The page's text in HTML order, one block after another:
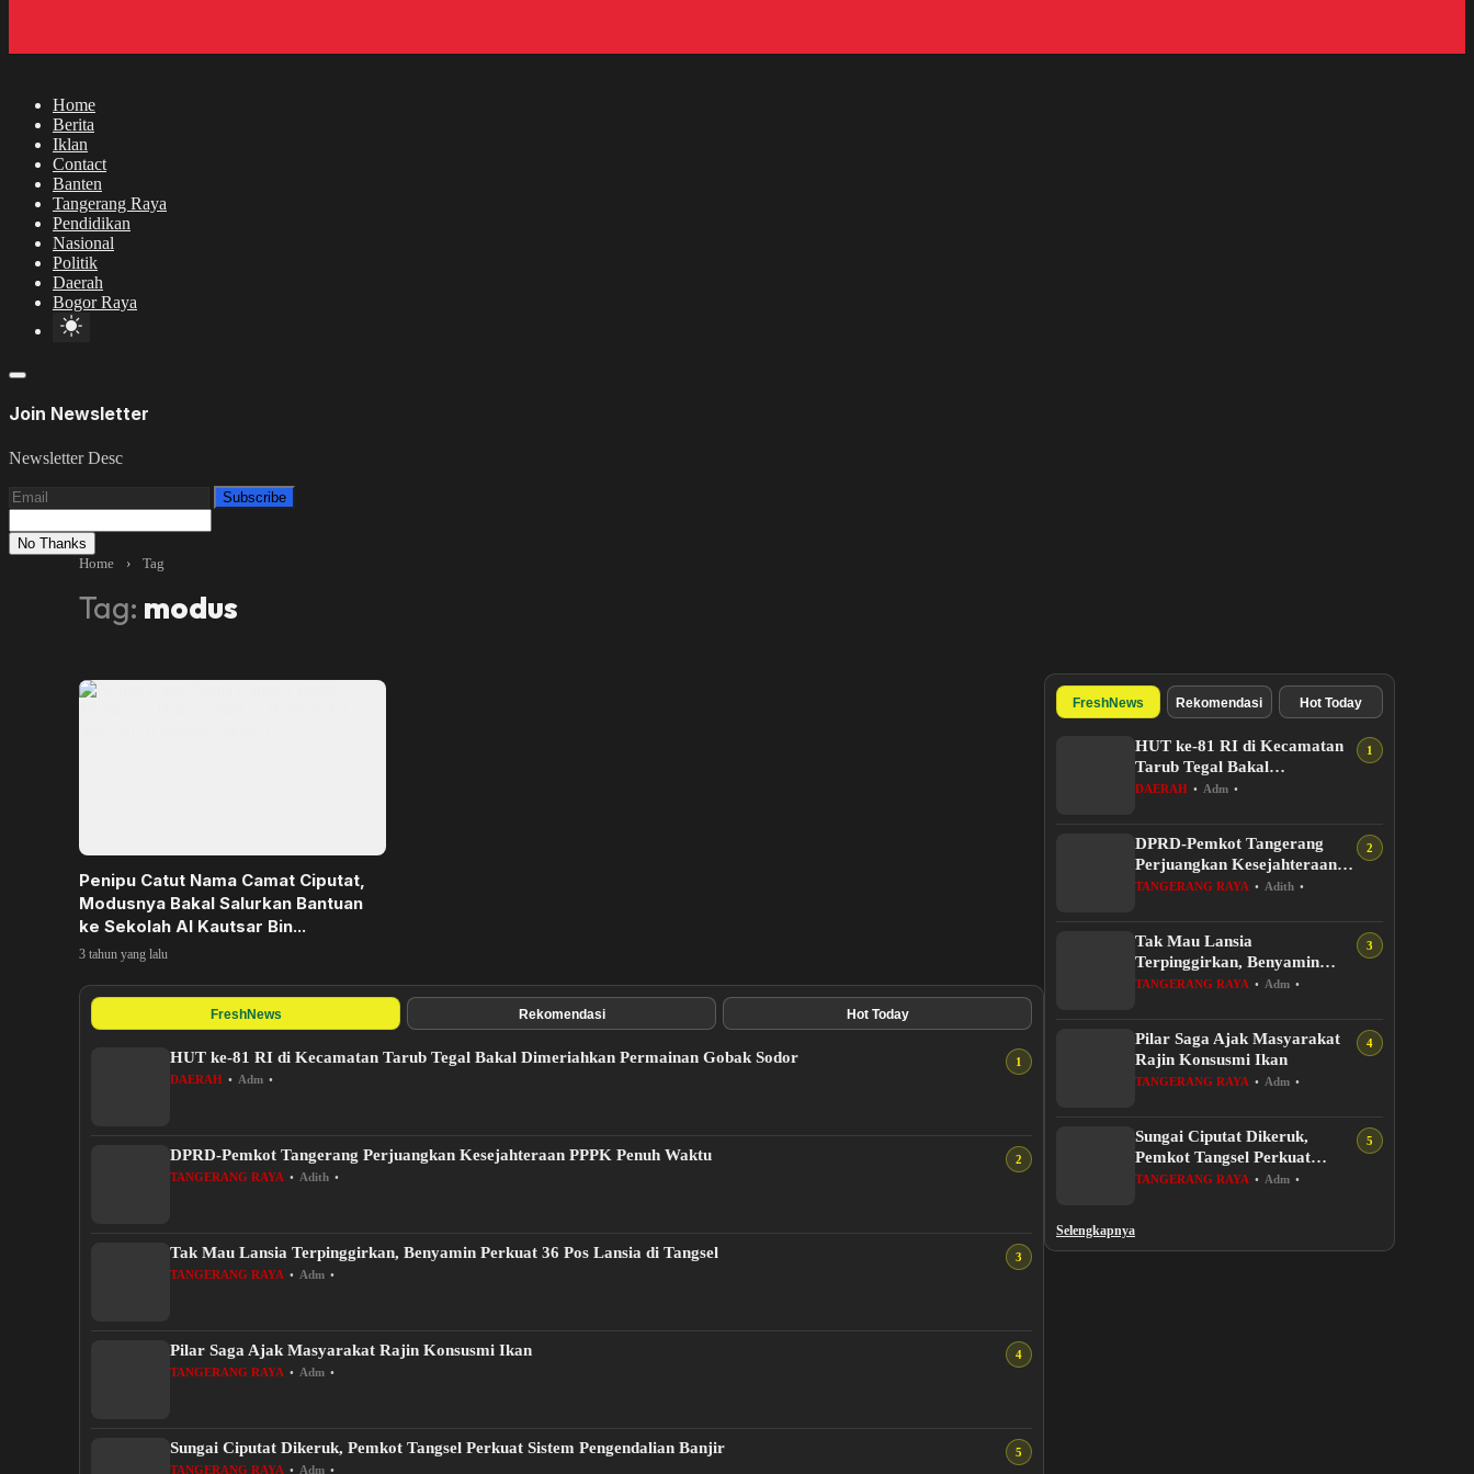
Home
Berita
Iklan
Contact
Banten
Tangerang Raya
Pendidikan
Nasional
Politik
Daerah
Bogor Raya
Join Newsletter
Newsletter Desc
Subscribe
No Thanks
Home
› Tag
Tag: modus
Penipu Catut Nama Camat Ciputat,
Modusnya Bakal Salurkan Bantuan
ke Sekolah Al Kautsar Bin...
3 tahun yang lalu
FreshNews Rekomendasi Hot Today
HUT ke-81 RI di Kecamatan Tarub Tegal Bakal Dimeriahkan Permainan Gobak Sodor
DAERAH • Adm •
DPRD-Pemkot Tangerang Perjuangkan Kesejahteraan PPPK Penuh Waktu
TANGERANG RAYA • Adith •
Tak Mau Lansia Terpinggirkan, Benyamin Perkuat 36 Pos Lansia di Tangsel
TANGERANG RAYA • Adm •
Pilar Saga Ajak Masyarakat Rajin Konsusmi Ikan
TANGERANG RAYA • Adm •
Sungai Ciputat Dikeruk, Pemkot Tangsel Perkuat Sistem Pengendalian Banjir
TANGERANG RAYA • Adm •
FreshNews Rekomendasi Hot Today
HUT ke-81 RI di Kecamatan
Tarub Tegal Bakal
Dimeriahkan Permainan
DAERAH • Adm •
DPRD-Pemkot Tangerang
Perjuangkan Kesejahteraan
PPPK Penuh Waktu
TANGERANG RAYA • Adith •
Tak Mau Lansia
Terpinggirkan, Benyamin
Perkuat 36 Pos Lansia di
TANGERANG RAYA • Adm •
Pilar Saga Ajak Masyarakat
Rajin Konsusmi Ikan
TANGERANG RAYA • Adm •
Sungai Ciputat Dikeruk,
Pemkot Tangsel Perkuat
Sistem Pengendalian Banjir
TANGERANG RAYA • Adm •
Selengkapnya